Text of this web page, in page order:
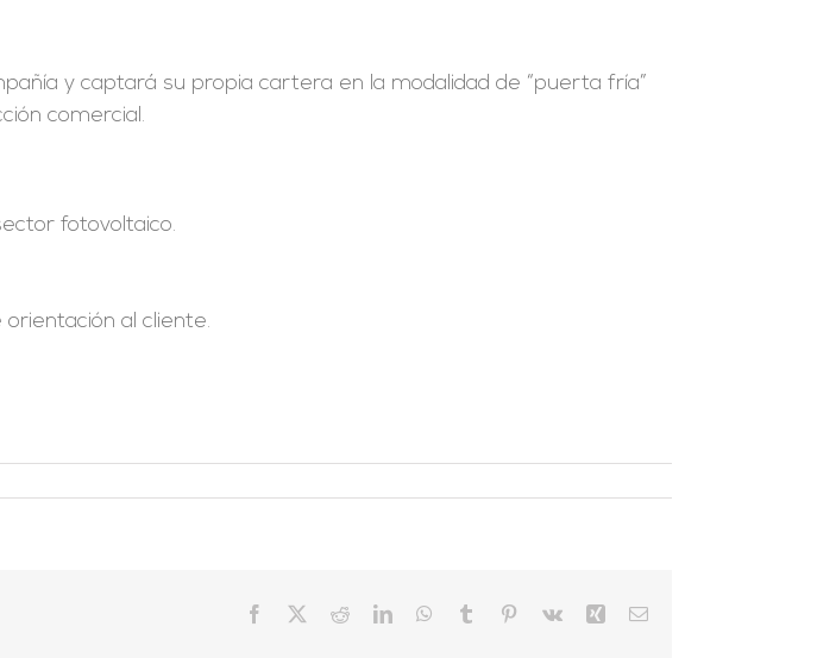
y captará su propia cartera en la modalidad de “puerta fría”
comercial.
fotovoltaico.
orientación al cliente.
Facebook RedditLinkedInWhatsApp
Tumblr Pinterest
Vk Xing Correo